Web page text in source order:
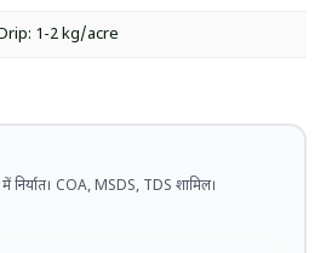
1-2 kg/acre
निर्यात। COA, MSDS, TDS शामिल।